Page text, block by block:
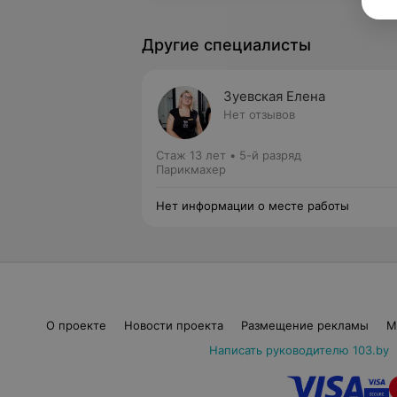
Другие специалисты
Зуевская Елена
Нет отзывов
Стаж 13 лет • 5-й разряд
Парикмахер
Нет информации о месте работы
О проекте Новости проекта Размещение рекламы
Написать руководителю 103.by